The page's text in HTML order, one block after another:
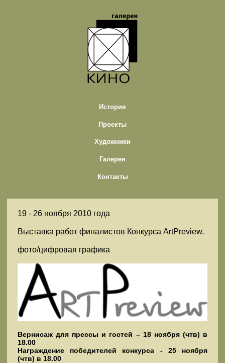
История
Проекты
Художники
Галерея
Контакты
19 - 26 ноября 2010 года
Выставка работ финалистов Конкурса ArtPreview.
фото/цифровая графика
Вернисаж для прессы и гостей – 18 ноября (чтв) в
18.00
Награждение победителей конкурса - 25 ноября
(чтв) в 18.00